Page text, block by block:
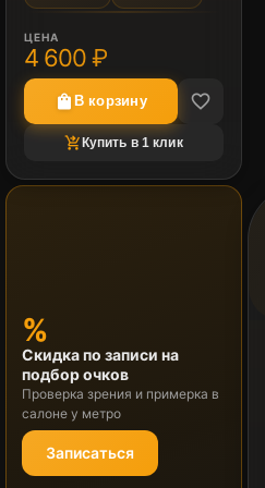
ЦЕНА
4 600 ₽
shopping_bag В корзину favorite_border
shopping_cart_checkoutКупить в 1 клик
%
Скидка по записи на
подбор очков
Проверка зрения и примерка в
салоне у метро
Записаться